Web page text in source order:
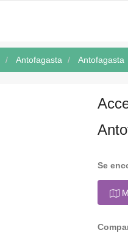
Antofagasta Antofagasta
Se